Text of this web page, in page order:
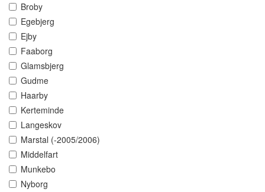
Broby
Egebjerg
Ejby
Faaborg
Glamsbjerg
Gudme
Haarby
Kerteminde
Langeskov
Marstal (-2005/2006)
Middelfart
Munkebo
Nyborg